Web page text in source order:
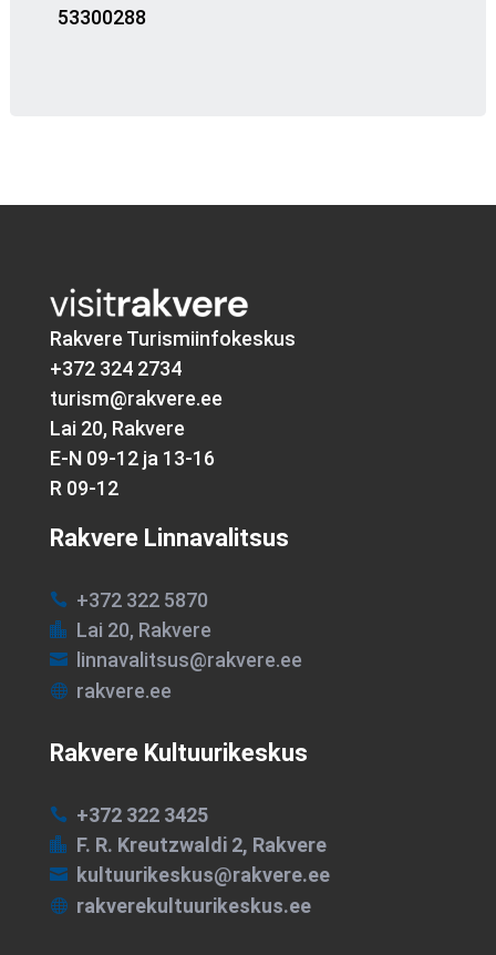
53300288
Rakvere Turismiinfokeskus
+372 324 2734
turism@rakvere.ee
Lai 20, Rakvere
E-N 09-12 ja 13-16
R 09-12
Rakvere Linnavalitsus
 +372 322 5870
 Lai 20, Rakvere
 linnavalitsus@rakvere.ee
 rakvere.ee
Rakvere Kultuurikeskus
 +372 322 3425
 F. R. Kreutzwaldi 2, Rakvere
 kultuurikeskus@rakvere.ee
 rakverekultuurikeskus.ee